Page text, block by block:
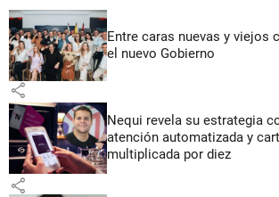
Entre caras nuevas y viejos
el nuevo Gobierno
share
Nequi revela su estrategia
atención automatizada y
multiplicada por diez
share